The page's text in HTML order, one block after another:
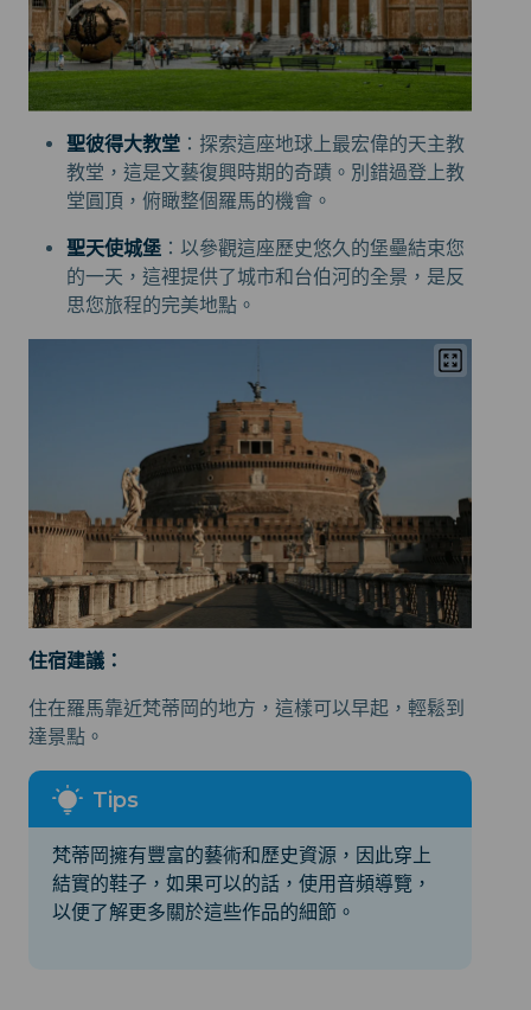
聖彼得大教堂 ：探索這座地球上最宏偉的天主教
教堂，這是文藝復興時期的奇蹟。別錯過登上教
堂圓頂，俯瞰整個羅馬的機會。
聖天使城堡 ：以參觀這座歷史悠久的堡壘結束您
的一天，這裡提供了城市和台伯河的全景，是反
思您旅程的完美地點。
住宿建議：
住在羅馬靠近梵蒂岡的地方，這樣可以早起，輕鬆到
達景點。
梵蒂岡擁有豐富的藝術和歷史資源，因此穿上
結實的鞋子，如果可以的話，使用音頻導覽，
以便了解更多關於這些作品的細節。